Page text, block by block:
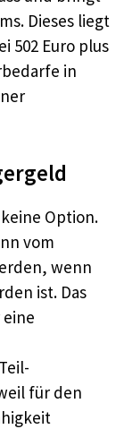
Dieses liegt
502 Euro plus
in
keine Option.
vom
wenn
ist. Das
für den